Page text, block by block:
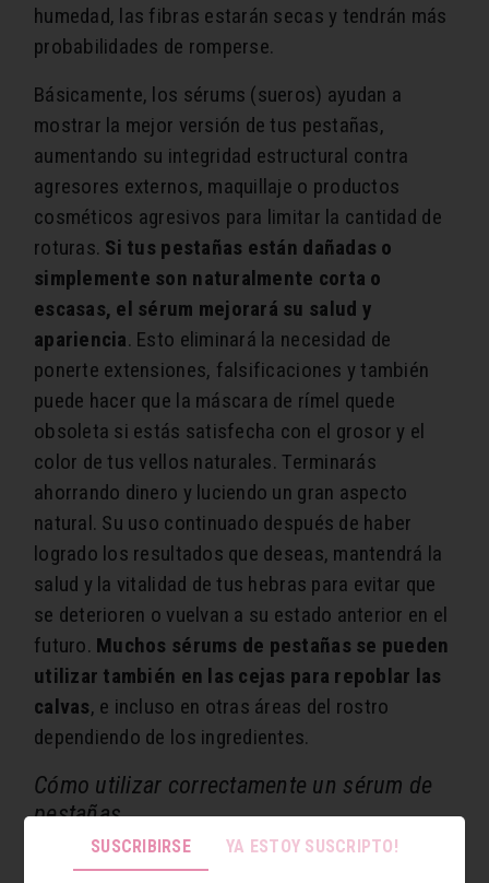
humedad, las fibras estarán secas y tendrán más
probabilidades de romperse.
Básicamente, los sérums (sueros) ayudan a
mostrar la mejor versión de tus pestañas,
aumentando su integridad estructural contra
agresores externos, maquillaje o productos
cosméticos agresivos para limitar la cantidad de
roturas. Si tus pestañas están dañadas o
simplemente son naturalmente corta o
escasas, el sérum mejorará su salud y
apariencia. Esto eliminará la necesidad de
ponerte extensiones, falsificaciones y también
puede hacer que la máscara de rímel quede
obsoleta si estás satisfecha con el grosor y el
color de tus vellos naturales. Terminarás
ahorrando dinero y luciendo un gran aspecto
natural. Su uso continuado después de haber
logrado los resultados que deseas, mantendrá la
salud y la vitalidad de tus hebras para evitar que
se deterioren o vuelvan a su estado anterior en el
futuro. Muchos sérums de pestañas se pueden
utilizar también en las cejas para repoblar las
calvas, e incluso en otras áreas del rostro
dependiendo de los ingredientes.
Cómo utilizar correctamente un sérum de
pestañas
Antes de nada, utiliza un limpiador suave para
SUSCRIBIRSE YA ESTOY SUSCRIPTO!